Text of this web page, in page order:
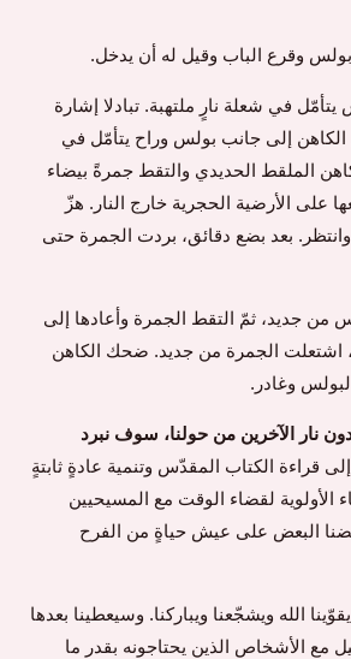
وقرع الباب وقيل له أن يدخل.
في شعلة نارٍ ملتهبة. تبادلا إشارة
إلى جانب بولس وراح يتأمّل في
الملقط الحديدي والتقط جمرةً بيضاء
على الأرضية الحجرية خارج النار. هزّ
بعد بضع دقائق، بردت الجمرة حتى
من جديد، ثمّ التقط الجمرة وأعادها إلى
اشتعلت الجمرة من جديد. ضحك الكاهن
وغادر.
نار الآخرين من حولنا، سوف نبرد
قراءة الكتاب المقدّس وتنمية عادةٍ ثابتةٍ
الأولوية لقضاء الوقت مع المسيحيين
البعض على عيش حياةٍ من الفرح
الله ويشجّعنا ويباركنا. وسيعطينا بعدها
مع الأشخاص الذين يحتاجونه بقدر ما